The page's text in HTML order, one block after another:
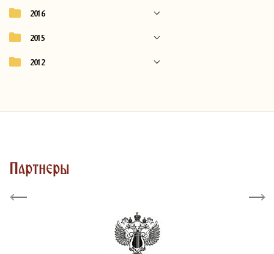
2016
2015
2012
Партнеры
Previous Next